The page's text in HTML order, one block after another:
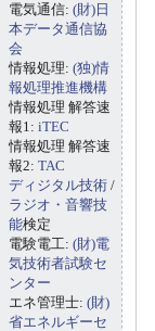
電気通信: (財)日
本データ通信協
会
情報処理: (独)情
報処理推進機構
情報処理 解答速
報1: iTEC
情報処理 解答速
報2: TAC
ディジタル技術 /
ラジオ・音響技
能検定
電験電工: (財)電
気技術者試験セ
ンター
エネ管理士: (財)
省エネルギーセ